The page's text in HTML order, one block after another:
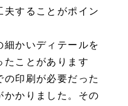
夫することがポイン
細かいディテールを
たことがあります
の印刷が必要だった
かかりました。その